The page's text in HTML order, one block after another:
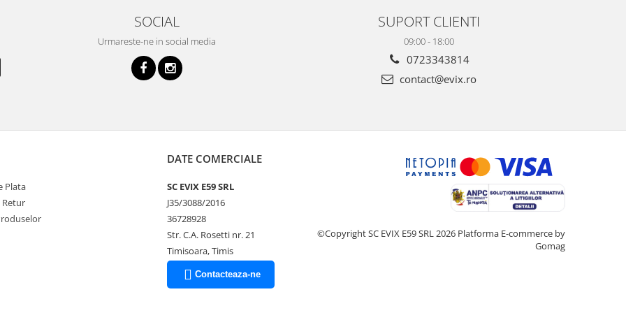
SOCIAL
Urmareste-ne in social media
SUPORT CLIENTI
09:00 - 18:00
0723343814
contact@evix.ro
Plata
Retur
DATE COMERCIALE
SC EVIX E59 SRL
J35/3088/2016
36728928
Str. C.A. Rosetti nr. 21
Timisoara, Timis
Contacteaza-ne
©Copyright SC EVIX E59 SRL 2026 Platforma E-commerce by
Gomag